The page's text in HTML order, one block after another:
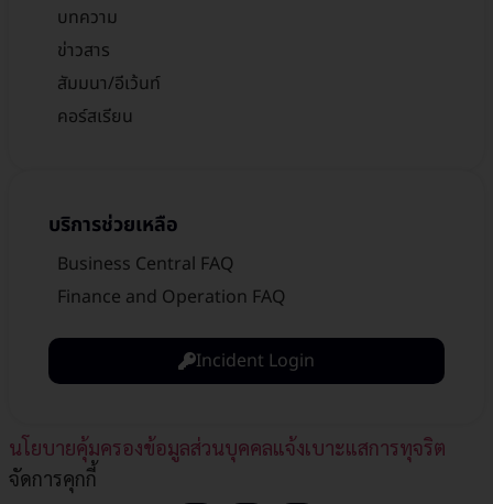
บทความ
ข่าวสาร
สัมมนา/อีเว้นท์
คอร์สเรียน
บริการช่วยเหลือ
Business Central FAQ
Finance and Operation FAQ
Incident Login
นโยบายคุ้มครองข้อมูลส่วนบุคคลแจ้งเบาะแสการทุจริต​
จัดการคุกกี้